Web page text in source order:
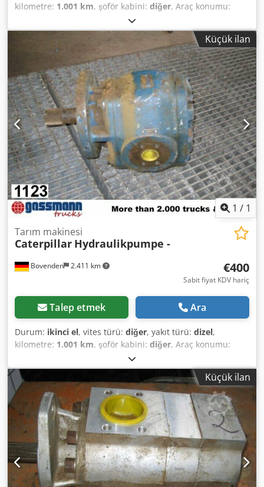
kilometre: 1.001 km, şoför kabini: diğer, Araç konumu:
Bovenden, Üst yapı: Hidrolik pompa KULLANILMIŞ No.:
2737J4457 AKSESUAR BİLGİLERİ GARANTİSİZ, değişiklikler,
ara satış ve hatalar saklı tutulur! Dedpfx Ahji Rpcioaock - .
Küçük ilan
1 / 1
Bovenden 2.411 km
Tarım makinesi
Caterpillar Hydraulikpumpe -
€400
Sabit fiyat KDV hariç
Talep etmek Ara
Durum: ikinci el, vites türü: diğer, yakıt türü: dizel,
kilometre: 1.001 km, şoför kabini: diğer, Araç konumu:
Bovenden, Üst yapı: hidrolik pompa KULLANILMIŞ No.:
2J7366. AKSESUAR BİLGİLERİ GARANTİSİZ OLUP, değişiklik,
ara satış ve hatalar saklıdır! Dcodei Rpcfopfx AhajkKüçük ilan